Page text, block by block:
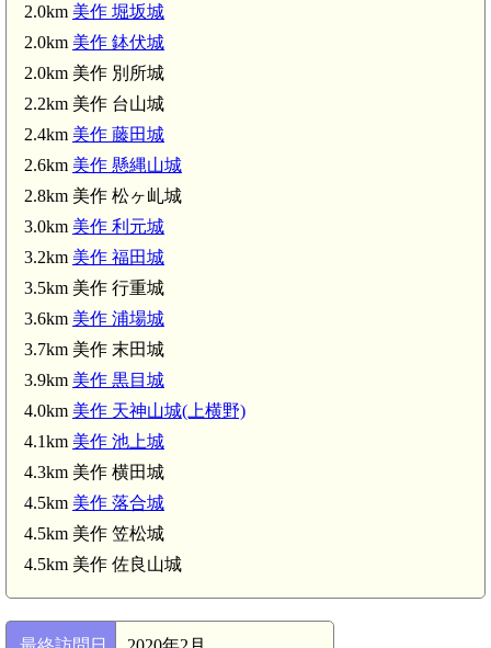
2.0km 美作 堀坂城
2.0km 美作 鉢伏城
2.0km 美作 別所城
2.2km 美作 台山城
2.4km 美作 藤田城
2.6km 美作 懸縄山城
2.8km 美作 松ヶ乢城
3.0km 美作 利元城
3.2km 美作 福田城
3.5km 美作 行重城
3.6km 美作 浦場城
3.7km 美作 末田城
3.9km 美作 黒目城
4.0km 美作 天神山城(上横野)
4.1km 美作 池上城
4.3km 美作 横田城
4.5km 美作 落合城
4.5km 美作 笠松城
4.5km 美作 佐良山城